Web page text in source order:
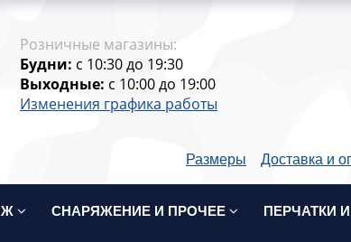
Розничные магазины:
Будни: c 10:30 до 19:30
Выходные: c 10:00 до 19:00
Изменения графика работы
Размеры Доставка и
СНАРЯЖЕНИЕ И ПРОЧЕЕ ПЕРЧАТКИ